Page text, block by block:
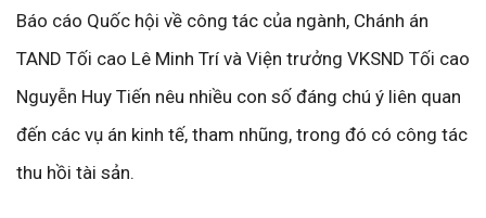
Báo cáo Quốc hội về công tác của ngành, Chánh án
TAND Tối cao Lê Minh Trí và Viện trưởng VKSND Tối cao
Nguyễn Huy Tiến nêu nhiều con số đáng chú ý liên quan
đến các vụ án kinh tế, tham nhũng, trong đó có công tác
thu hồi tài sản.